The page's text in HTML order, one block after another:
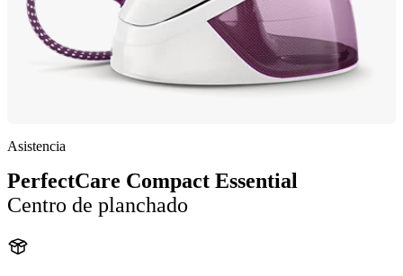
Asistencia
PerfectCare Compact Essential
Centro de planchado